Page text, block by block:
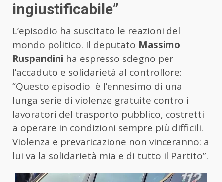
ingiustificabile”
L’episodio ha suscitato le reazioni del
mondo politico. Il deputato Massimo
Ruspandini ha espresso sdegno per
l’accaduto e solidarietà al controllore:
“Questo episodio è l’ennesimo di una
lunga serie di violenze gratuite contro i
lavoratori del trasporto pubblico, costretti
a operare in condizioni sempre più difficili.
Violenza e prevaricazione non vinceranno: a
lui va la solidarietà mia e di tutto il Partito”.